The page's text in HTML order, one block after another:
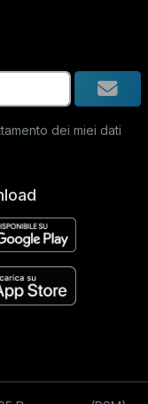
dei miei dati